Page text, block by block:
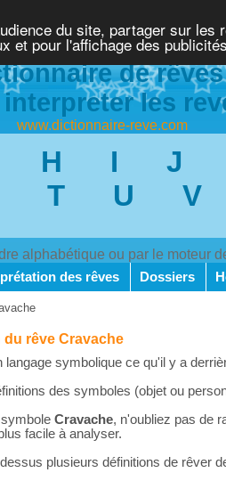
du site, partager sur les
et pour l'affichage des
de
les
www.dictionnaire-reve.com
H I J
T U V
alphabétique ou par le moteur
des rêves Dossiers
rêve Cravache
langage symbolique ce qu'il y a
des symboles (objet ou
symboleCravache, n'oubliez pas de
facile à analyser.
plusieurs définitions de rêver